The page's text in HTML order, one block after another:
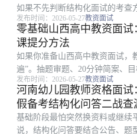
如果不先判断结构化面试的考查
现在分数或表现上。围绕法规速
环节，再安排背诵、刷题或模拟
构化面试 围绕陕...
发布时间：2026-05-27教资面试
零基础山西高中教资面
课提分方法
如果你准备山西高中教资面试，
遍”。抽题审题、20分钟简案、
杂，但真正影响结果的是少数高
料分析题拆题切入，把备考拆成
中的考查重点：教...
发布时间：2026-05-27教资面试
河南幼儿园教师资格面
假备考结构化问答二战查
基础阶段最怕突然换资料或继续
说，结构化问答要结合公告、题